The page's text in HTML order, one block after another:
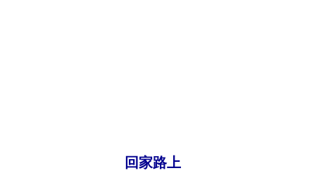
回家路上